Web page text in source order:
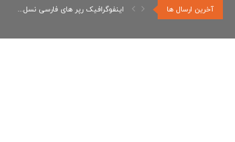
آخرین ارسال ها اینفوگرافیک رپر های فارسی نسل...